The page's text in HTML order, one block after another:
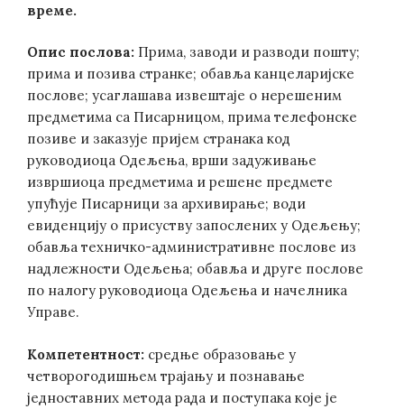
време.
Опис послова: Прима, заводи и разводи пошту;
прима и позива странке; обавља канцеларијске
послове; усаглашава извештаје о нерешеним
предметима са Писарницом, прима телефонске
позиве и заказује пријем странака код
руководиоца Одељења, врши задуживање
извршиоца предметима и решене предмете
упућује Писарници за архивирање; води
евиденцију о присуству запослених у Одељењу;
обавља техничко-административне послове из
надлежности Одељења; обавља и друге послове
по налогу руководиоца Одељења и начелника
Управе.
Компетентност: средње образовање у
четворогодишњем трајању и познавање
једноставних метода рада и поступака које је